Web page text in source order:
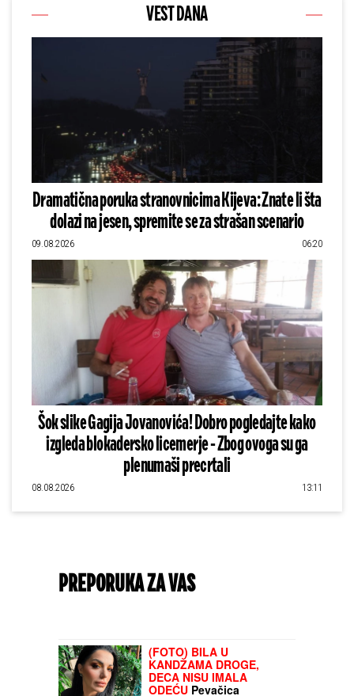
VEST DANA
Dramatična poruka stranovnicima Kijeva: Znate li šta
dolazi na jesen, spremite se za strašan scenario
09.08.2026 06:20
Šok slike Gagija Jovanovića! Dobro pogledajte kako
izgleda blokadersko licemerje - Zbog ovoga su ga
plenumaši precrtali
08.08.2026 13:11
PREPORUKA ZA VAS